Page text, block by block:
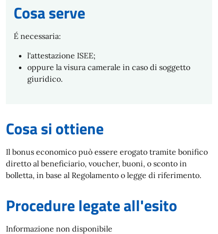
Cosa serve
É necessaria:
l'attestazione ISEE;
oppure la visura camerale in caso di soggetto
giuridico.
Cosa si ottiene
Il bonus economico può essere erogato tramite bonifico
diretto al beneficiario, voucher, buoni, o sconto in
bolletta, in base al Regolamento o legge di riferimento.
Procedure legate all'esito
Informazione non disponibile